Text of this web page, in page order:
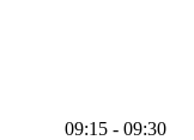
09:15 - 09:30